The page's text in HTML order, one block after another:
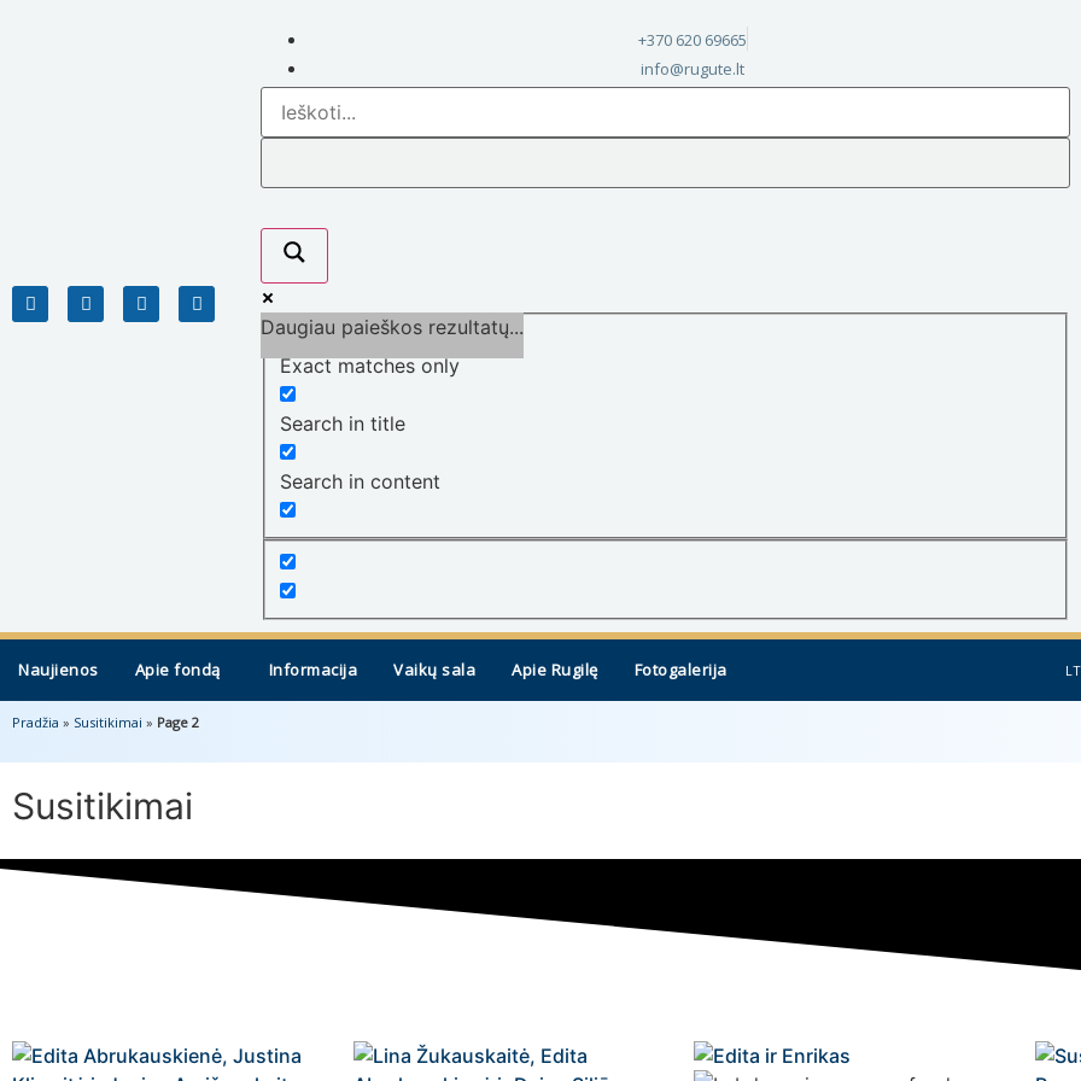
+370 620 69665
info@rugute.lt
Daugiau paieškos rezultatų...
Exact matches only
Search in title
Search in content
Naujienos Apie fondą Informacija Vaikų sala Apie Rugilę Fotogalerija LT
Pradžia » Susitikimai » Page 2
Susitikimai